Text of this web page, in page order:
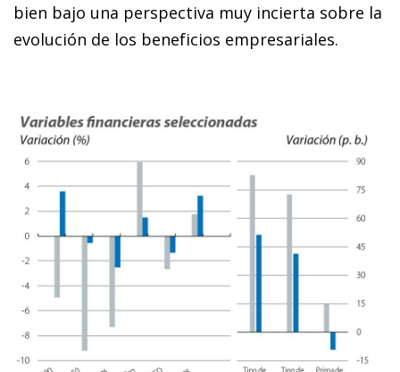
bien bajo una perspectiva muy incierta sobre la
evolución de los beneficios empresariales.